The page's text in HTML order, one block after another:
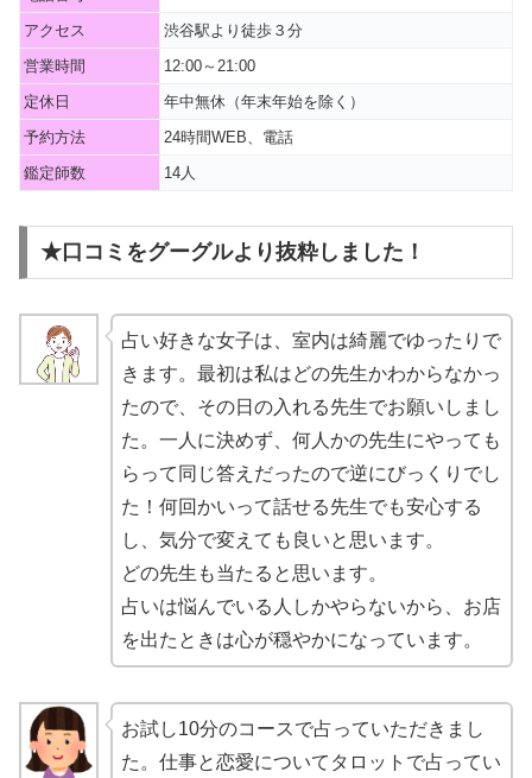
アクセス
渋谷駅より徒歩３分
営業時間
12:00～21:00
定休日
年中無休（年末年始を除く）
予約方法
24時間WEB、電話
鑑定師数
14人
★口コミをグーグルより抜粋しました！
占い好きな女子は、室内は綺麗でゆったりで
きます。最初は私はどの先生かわからなかっ
たので、その日の入れる先生でお願いしまし
た。一人に決めず、何人かの先生にやっても
らって同じ答えだったので逆にびっくりでし
た！何回かいって話せる先生でも安心する
し、気分で変えても良いと思います。
どの先生も当たると思います。
占いは悩んでいる人しかやらないから、お店
を出たときは心が穏やかになっています。
お試し10分のコースで占っていただきまし
た。仕事と恋愛についてタロットで占ってい